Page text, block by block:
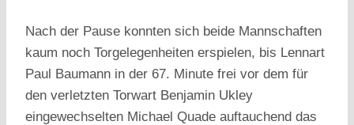
Nach der Pause konnten sich beide Mannschaften
kaum noch Torgelegenheiten erspielen, bis Lennart
Paul Baumann in der 67. Minute frei vor dem für
den verletzten Torwart Benjamin Ukley
eingewechselten Michael Quade auftauchend das